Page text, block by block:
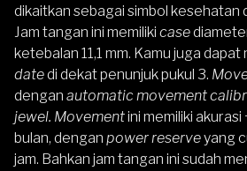
dikaitkan sebagai simbol kesehatan
Jam tangan ini memiliki case
ketebalan 11,1 mm. Kamu juga
datedi dekat penunjuk pukul 3.
dengan automatic movement
jewel. Movementini memiliki
bulan, dengan power reserveyang
jam. Bahkan jam tangan ini sudah